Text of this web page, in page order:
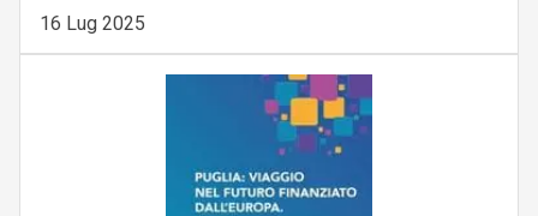
16 Lug 2025